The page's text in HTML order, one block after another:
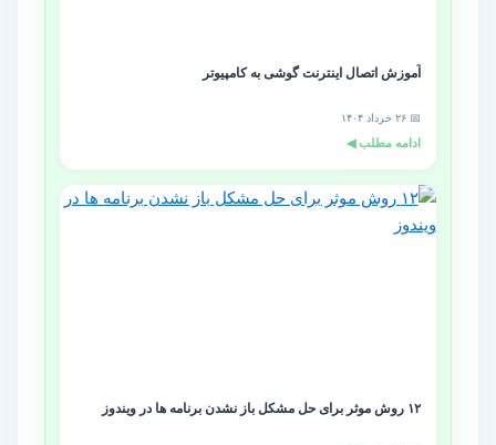
آموزش اتصال اینترنت گوشی به کامپیوتر
ادامه مطلب ◀